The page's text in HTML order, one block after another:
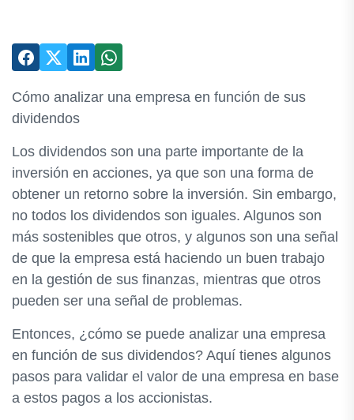
Cómo analizar una empresa en función de sus
dividendos
Los dividendos son una parte importante de la
inversión en acciones, ya que son una forma de
obtener un retorno sobre la inversión. Sin embargo,
no todos los dividendos son iguales. Algunos son
más sostenibles que otros, y algunos son una señal
de que la empresa está haciendo un buen trabajo
en la gestión de sus finanzas, mientras que otros
pueden ser una señal de problemas.
Entonces, ¿cómo se puede analizar una empresa
en función de sus dividendos? Aquí tienes algunos
pasos para validar el valor de una empresa en base
a estos pagos a los accionistas.